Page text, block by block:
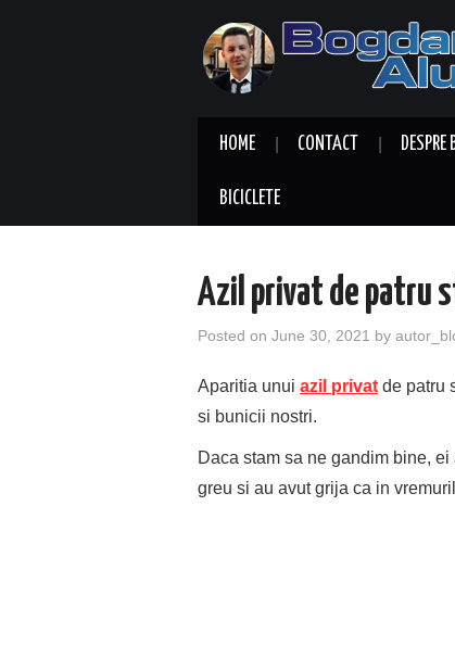
HOME CONTACT
BICICLETE
Azil privat de patru
Posted on June 30, 2021 by
Aparitia unui azil privat de patru
si bunicii nostri.
Daca stam sa ne gandim bine,
greu si au avut grija ca in